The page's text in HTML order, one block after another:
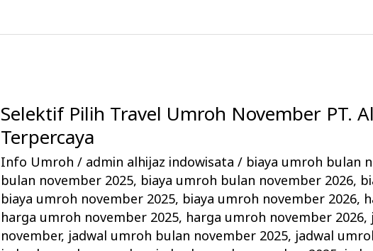
Selektif Pilih Travel Umroh November PT.
Terpercaya
Info Umroh / admin alhijaz indowisata/ biaya umroh bulan
bulan november 2025, biaya umroh bulan november 2026,
biaya umroh november 2025, biaya umroh november 2026,
harga umroh november 2025, harga umroh november 2026,
november, jadwal umroh bulan november 2025, jadwal
Selektif
Pilih
Travel
Umroh
November
PT.
Alhijaz